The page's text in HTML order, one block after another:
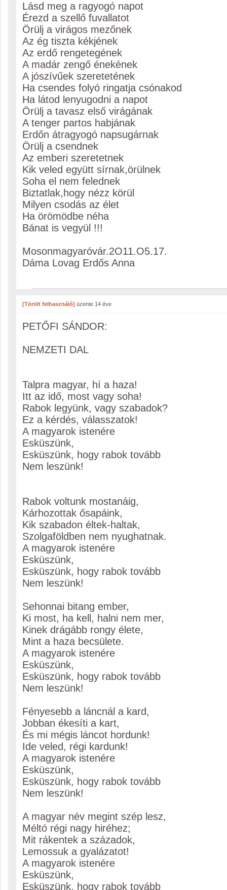
Lásd meg a ragyogó napot
Érezd a szellő fuvallatot
Örülj a virágos mezőnek
Az ég tiszta kékjének
Az erdő rengetegének
A madár zengő énekének
A jószívűek szeretetének
Ha csendes folyó ringatja csónakod
Ha látod lenyugodni a napot
Örülj a tavasz első virágának
A tenger partos habjának
Erdőn átragyogó napsugárnak
Örülj a csendnek
Az emberi szeretetnek
Kik veled együtt sírnak,örülnek
Soha el nem felednek
Biztatlak,hogy nézz körül
Milyen csodás az élet
Ha örömödbe néha
Bánat is vegyül !!!
Mosonmagyaróvár.2O11.O5.17.
Dáma Lovag Erdős Anna
[Törölt felhasználó] üzente 14 éve
PETŐFI SÁNDOR:
NEMZETI DAL
Talpra magyar, hí a haza!
Itt az idő, most vagy soha!
Rabok legyünk, vagy szabadok?
Ez a kérdés, válasszatok!
A magyarok istenére
Esküszünk,
Esküszünk, hogy rabok tovább
Nem leszünk!
Rabok voltunk mostanáig,
Kárhozottak ősapáink,
Kik szabadon éltek-haltak,
Szolgaföldben nem nyughatnak.
A magyarok istenére
Esküszünk,
Esküszünk, hogy rabok tovább
Nem leszünk!
Sehonnai bitang ember,
Ki most, ha kell, halni nem mer,
Kinek drágább rongy élete,
Mint a haza becsülete.
A magyarok istenére
Esküszünk,
Esküszünk, hogy rabok tovább
Nem leszünk!
Fényesebb a láncnál a kard,
Jobban ékesíti a kart,
És mi mégis láncot hordunk!
Ide veled, régi kardunk!
A magyarok istenére
Esküszünk,
Esküszünk, hogy rabok tovább
Nem leszünk!
A magyar név megint szép lesz,
Méltó régi nagy hiréhez;
Mit rákentek a századok,
Lemossuk a gyalázatot!
A magyarok istenére
Esküszünk,
Esküszünk, hogy rabok tovább